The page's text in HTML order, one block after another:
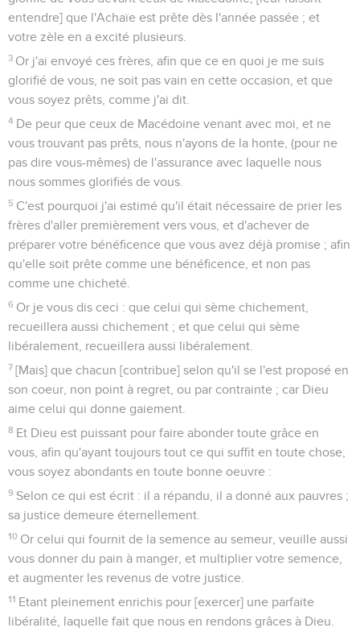
entendre] que l'Achaïe est prête dès l'année passée ; et
votre zèle en a excité plusieurs.
3 Or j'ai envoyé ces frères, afin que ce en quoi je me suis
glorifié de vous, ne soit pas vain en cette occasion, et que
vous soyez prêts, comme j'ai dit.
4 De peur que ceux de Macédoine venant avec moi, et ne
vous trouvant pas prêts, nous n'ayons de la honte, (pour ne
pas dire vous-mêmes) de l'assurance avec laquelle nous
nous sommes glorifiés de vous.
5 C'est pourquoi j'ai estimé qu'il était nécessaire de prier les
frères d'aller premièrement vers vous, et d'achever de
préparer votre bénéficence que vous avez déjà promise ; afin
qu'elle soit prête comme une bénéficence, et non pas
comme une chicheté.
6 Or je vous dis ceci : que celui qui sème chichement,
recueillera aussi chichement ; et que celui qui sème
libéralement, recueillera aussi libéralement.
7 [Mais] que chacun [contribue] selon qu'il se l'est proposé en
son coeur, non point à regret, ou par contrainte ; car Dieu
aime celui qui donne gaiement.
8 Et Dieu est puissant pour faire abonder toute grâce en
vous, afin qu'ayant toujours tout ce qui suffit en toute chose,
vous soyez abondants en toute bonne oeuvre :
9 Selon ce qui est écrit : il a répandu, il a donné aux pauvres ;
sa justice demeure éternellement.
10 Or celui qui fournit de la semence au semeur, veuille aussi
vous donner du pain à manger, et multiplier votre semence,
et augmenter les revenus de votre justice.
11 Etant pleinement enrichis pour [exercer] une parfaite
libéralité, laquelle fait que nous en rendons grâces à Dieu.